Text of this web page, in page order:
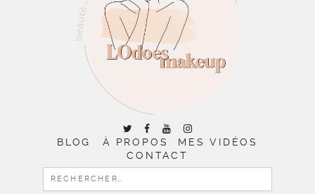
BLOG À PROPOS
MES VIDÉOS
CONTACT
RECHERCHER :